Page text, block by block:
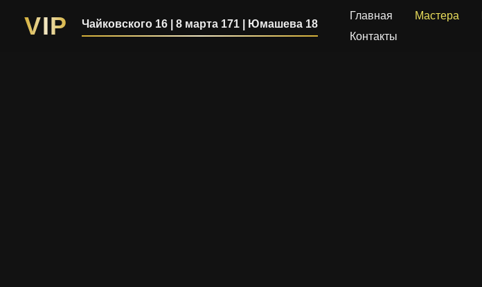
VIP Чайковского 16 | 8 марта 171 | Юмашева 18
Главная Мастера
Контакты